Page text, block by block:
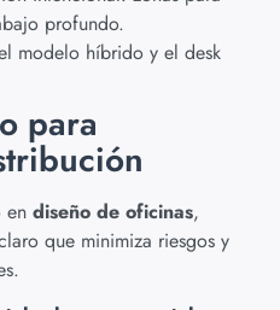
profundo.
modelo híbrido y el desk
para
en diseño de oficinas,
que minimiza riesgos y